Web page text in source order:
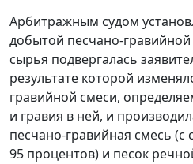
Арбитражным судом
добытой песчано-гравийной
сырья подвергалась
результате которой
гравийной смеси,
и гравия в ней, и
песчано-гравийная смесь
95 процентов) и песок